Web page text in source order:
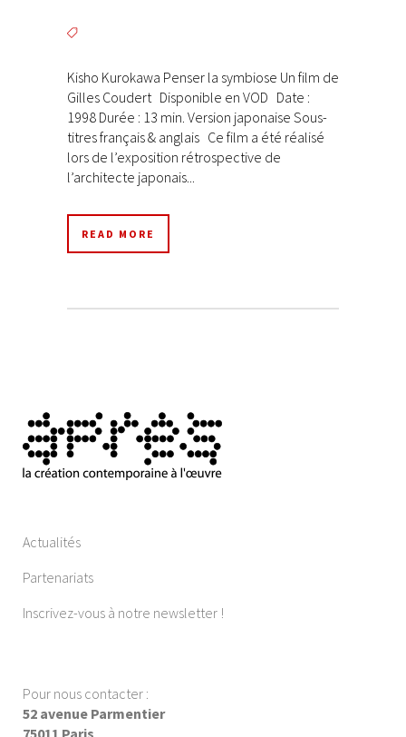
Kisho Kurokawa Penser la symbiose Un film de
Gilles Coudert Disponible en VOD Date :
1998 Durée : 13 min. Version japonaise Sous-
titres français & anglais Ce film a été réalisé
lors de l’exposition rétrospective de
l’architecte japonais...
READ MORE
Actualités
Partenariats
Inscrivez-vous à notre newsletter !
Pour nous contacter :
52 avenue Parmentier
75011 Paris